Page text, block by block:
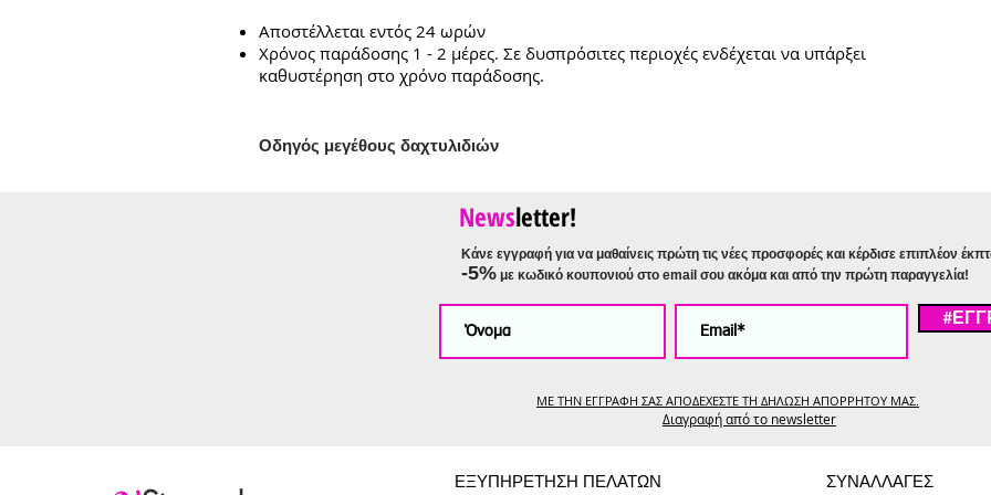
Αποστέλλεται εντός 24 ωρών
Χρόνος παράδοσης 1 - 2 μέρες. Σε δυσπρόσιτες περιοχές ενδέχεται να υπάρξει
καθυστέρηση στο χρόνο παράδοσης.
Οδηγός μεγέθους δαχτυλιδιών
Newsletter!
Κάνε εγγραφή για να μαθαίνεις πρώτη τις νέες προσφορές και κέρδισε επιπλέον
-5% με κωδικό κουπονιού στο email σου ακόμα και από την πρώτη παραγγελία!
ΜΕ ΤΗΝ ΕΓΓΡΑΦΗ ΣΑΣ ΑΠΟΔΕΧΕΣΤΕ ΤΗ ΔΗΛΩΣΗ ΑΠΟΡΡΗΤΟΥ ΜΑΣ.
Διαγραφή από το newsletter
ΕΞΥΠΗΡΕΤΗΣΗ ΠΕΛΑΤΩΝ ΣΥΝΑΛΛΑΓΕΣ